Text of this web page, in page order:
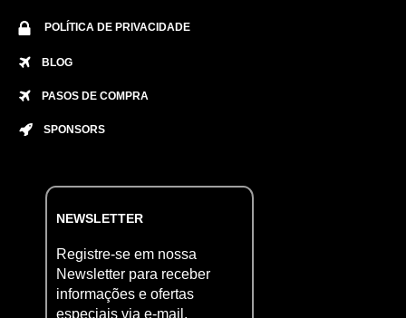
POLÍTICA DE PRIVACIDADE
BLOG
PASOS DE COMPRA
SPONSORS
NEWSLETTER
Registre-se em nossa
Newsletter para receber
informações e ofertas
especiais via e-mail.